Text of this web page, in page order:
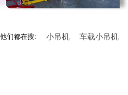
他们都在搜: 小吊机 车载小吊机